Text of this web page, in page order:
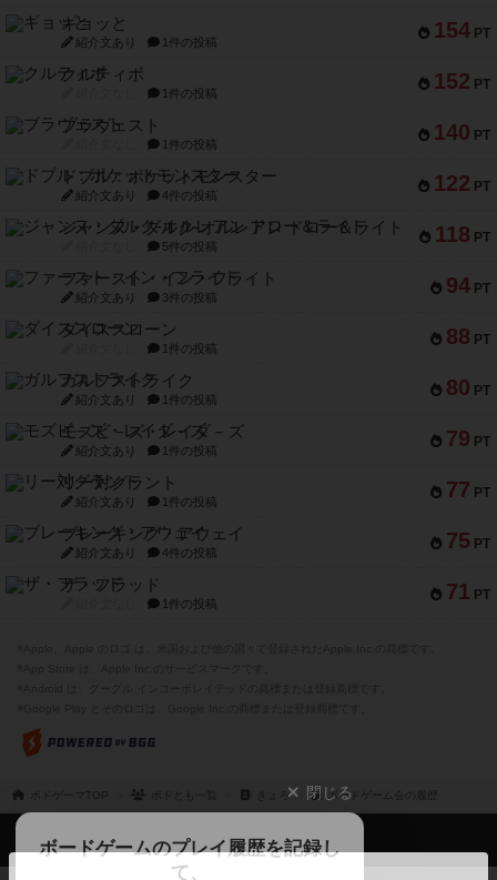
154 PT
ギョッと
紹介文あり 1件の投稿
152 PT
クルティボ
1件の投稿
140 PT
ブラヴェスト
1件の投稿
122 PT
ドブル：ポケットモンスター
紹介文あり 4件の投稿
118 PT
ジャンヌ・ダルク-オルレアン ドロー＆ライト
5件の投稿
94 PT
ファースト・イン・フライト
紹介文あり 3件の投稿
88 PT
ダイススローン
1件の投稿
80 PT
ガルフストライク
紹介文あり 1件の投稿
79 PT
モズビ－ズ・レイダ－ズ
紹介文あり 1件の投稿
77 PT
リー対グラント
紹介文あり 1件の投稿
75 PT
ブレーキング・アウェイ
紹介文あり 4件の投稿
71 PT
ザ・フラッド
1件の投稿
ボドゲーマTOP きょろ ボードゲーム会の履歴
閉じる
ボードゲームのプレイ履歴を記録し
て、
ボドゲーマTOP